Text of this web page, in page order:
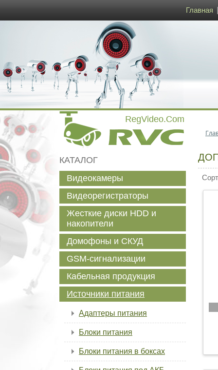
Главная
КАТАЛОГ
Видеокамеры
Видеорегистраторы
Жесткие диски HDD и
накопители
Домофоны и СКУД
GSM-сигнализации
Кабельная продукция
Источники питания
Адаптеры питания
Блоки питания
Блоки питания в боксах